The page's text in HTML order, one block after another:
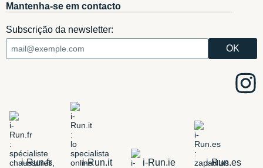
Mantenha-se em contacto
Subscrição da newsletter:
i-Run.fr i-Run.it i-Run.ie i-Run.es